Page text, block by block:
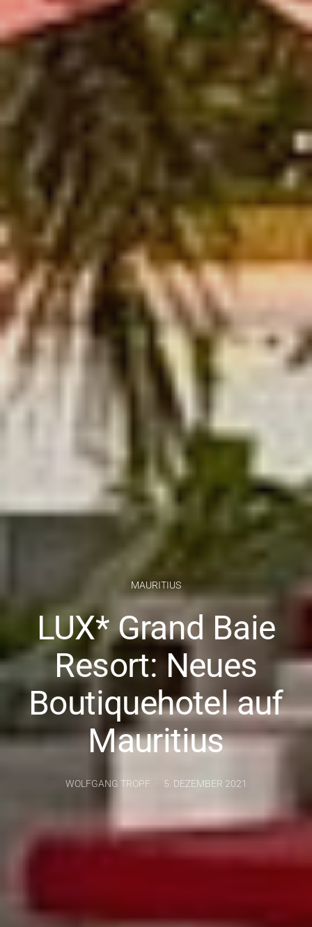
MAURITIUS
LUX* Grand Baie
Resort: Neues
Boutiquehotel auf
Mauritius
WOLFGANG TROPF 5. DEZEMBER 2021